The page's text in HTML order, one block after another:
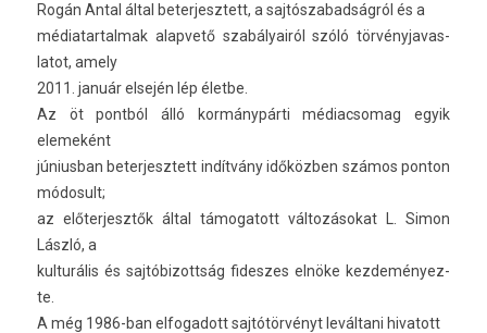
Rogán Antal által bet­er­jesztett, a saj­tószabad­ságról és a
médiatar­talmak al­ap­vető szabályairól szóló tör­vényjavas­
latot, amely
2011. január elsején lép életbe.
Az öt pontból álló kormánypárti médiac­somag egyik
elemeként
június­ban bet­er­jesztett indítvány időközben számos pon­ton
módosult;
az előter­jesztők által támogatott változásokat L. Simon
László, a
kul­turális és saj­tóbizottság fides­zes elnöke kez­deményez­
te.
A még 1986-ban el­fogadott sajtótörvényt leváltani hivatott